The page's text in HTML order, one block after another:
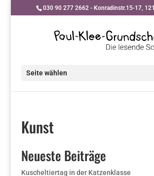
030 90 277 2662 - Konradinstr.15-17,
Seite wählen
Kunst
Neueste Beiträge
Kuscheltiertag in der Katzenklasse